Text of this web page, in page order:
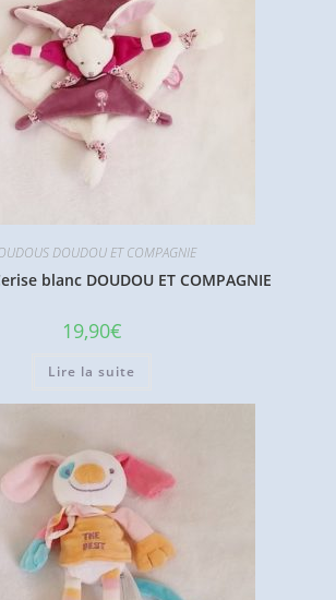
DOUDOU ET COMPAGNIE
blanc DOUDOU ET COMPAGNIE
19,90€
Lire la suite